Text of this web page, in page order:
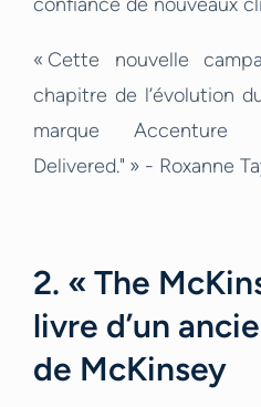
« Cette nouvelle
chapitre de l’évolution
marque Accenture
Delivered." » - Roxanne
2. « The
livre d’un
de McKinsey